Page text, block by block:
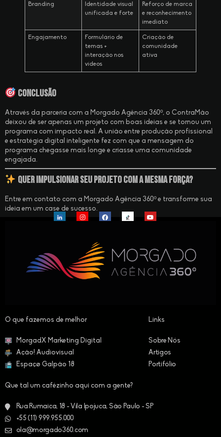
Branding
Identidade visual
unificada e forte
Reforço de marca
e reconhecimento
imediato
Engajamento
Formulário de
temas +
interação nos
vídeos
Criação de
comunidade
ativa
Conclusão
Através da parceria com a Morgado Agência 360º, o ContraMão
deixou de ser apenas um projeto com boas ideias e se tornou um
programa com impacto real. A união entre produção profissional
e estratégia digital inteligente fez com que a mensagem do
programa chegasse mais longe e criasse uma comunidade
engajada.
Quer impulsionar seu projeto com a mesma força?
Entre em contato com a Morgado Agência 360º e transforme sua
ideia em um case de sucesso.
O que fazemos de melhor​
MorgadX Marketing Digital
Ação! Audiovisual
Espaçø Galpão 18
Links
Sobre Nós
Artigos
Portifólio
Que tal um cafézinho aqui com a gente?
Rua Rumaica, 18 - Vila Ipojuca, São Paulo - SP
+55 (11) 999.955.000
ola@morgado360.com